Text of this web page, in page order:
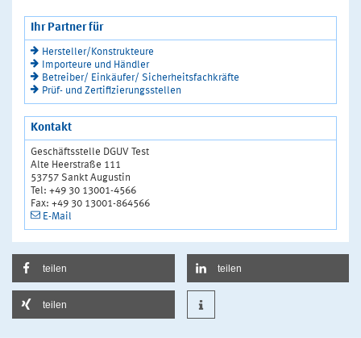
Ihr Partner für
Hersteller/Konstrukteure
Importeure und Händler
Betreiber/ Einkäufer/ Sicherheitsfachkräfte
Prüf- und Zertifizierungsstellen
Kontakt
Geschäftsstelle DGUV Test
Alte Heerstraße 111
53757 Sankt Augustin
Tel: +49 30 13001-4566
Fax: +49 30 13001-864566
E-Mail
teilen teilen
teilen